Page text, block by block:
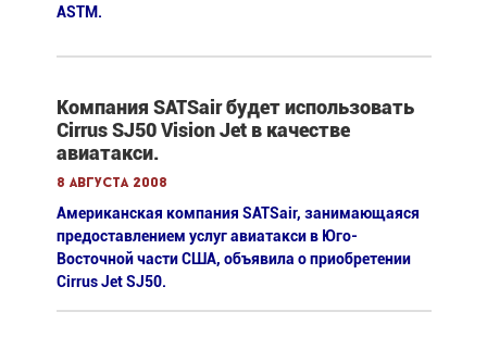
ASTM.
Компания SATSair будет использовать
Cirrus SJ50 Vision Jet в качестве
авиатакси.
8 августа 2008
Американская компания SATSair, занимающаяся
предоставлением услуг авиатакси в Юго-
Восточной части США, объявила о приобретении
Cirrus Jet SJ50.